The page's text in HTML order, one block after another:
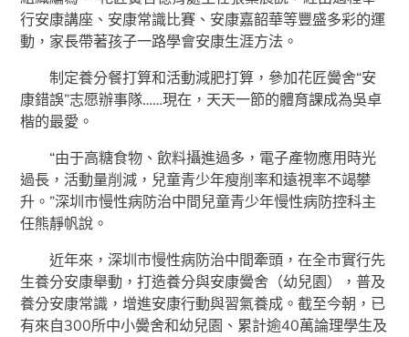
行安康講座、安康常識比賽、安康嘉韶華等豐盛多彩的運
動，家長帶著孩子一路學會安康生涯方法。
制定養分餐打算和活動減肥打算，參加花匠黌舍“安
康錯誤”志愿辦事隊……現在，天天一節的體育課成為吳卓
楷的最愛。
“由于高糖食物、飲料攝進過多，電子產物應用時光
過長，活動量削減，兒童青少年瘦削率和遠視率不竭攀
升。”深圳市慢性病防治中間兒童青少年慢性病防控科主
任熊靜帆說。
近年來，深圳市慢性病防治中間牽頭，在全市實行先
生養分安康舉動，打造養分與安康黌舍（幼兒園），普及
養分安康常識，增進安康行動與習氣養成。截至今朝，已
有來自300所中小黌舍和幼兒園、累計逾40萬論理學生及